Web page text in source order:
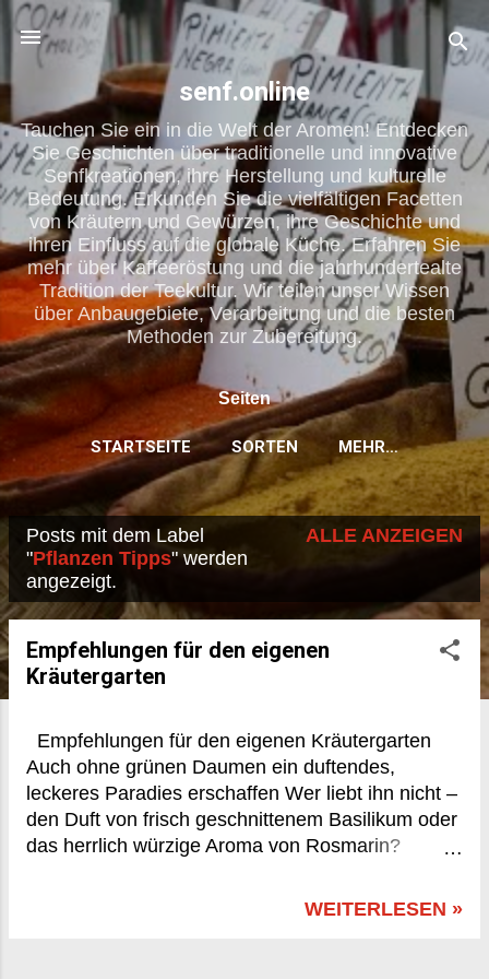
Direkt zum Hauptbereich
senf.online
Tauchen Sie ein in die Welt der Aromen! Entdecken
Sie Geschichten über traditionelle und innovative
Senfkreationen, ihre Herstellung und kulturelle
Bedeutung. Erkunden Sie die vielfältigen Facetten
von Kräutern und Gewürzen, ihre Geschichte und
ihren Einfluss auf die globale Küche. Erfahren Sie
mehr über Kaffeeröstung und die jahrhundertealte
Tradition der Teekultur. Wir teilen unser Wissen
über Anbaugebiete, Verarbeitung und die besten
Methoden zur Zubereitung.
Seiten
STARTSEITE SORTEN MEHR…
P
o
s
Posts mit dem Label
"Pflanzen Tipps" werden
angezeigt.
ALLE ANZEIGEN
Empfehlungen für den eigenen
Kräutergarten
Empfehlungen für den eigenen Kräutergarten
Auch ohne grünen Daumen ein duftendes,
leckeres Paradies erschaffen Wer liebt ihn nicht –
den Duft von frisch geschnittenem Basilikum oder
das herrlich würzige Aroma von Rosmarin?
Figur, sondern bringen auch Lebendigkeit, Farbe
WEITERLESEN »